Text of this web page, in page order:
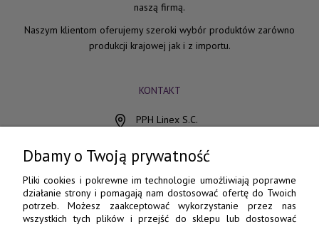
naszą firmą.
Naszym klientom oferujemy szeroki wybór produktów zarówno
produkcji krajowej jak i z importu.
KONTAKT
PPH Linex S.C.
85-078 Bydgoszcz
798 560 760
52 345 73 17
e-pasmanteria@e-pasmanteria.home.pl
Dbamy o Twoją prywatność
Pliki cookies i pokrewne im technologie umożliwiają poprawne
działanie strony i pomagają nam dostosować ofertę do Twoich
potrzeb. Możesz zaakceptować wykorzystanie przez nas
wszystkich tych plików i przejść do sklepu lub dostosować